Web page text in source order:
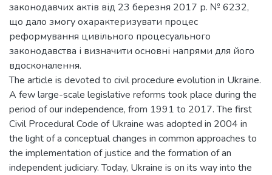
законодавчих актів від 23 березня 2017 р. № 6232,
що дало змогу охарактеризувати процес
реформування цивільного процесуального
законодавства і визначити основні напрями для його
вдосконалення.
The article is devoted to civil procedure evolution in Ukraine.
A few large-scale legislative reforms took place during the
period of our independence, from 1991 to 2017. The first
Civil Procedural Code of Ukraine was adopted in 2004 in
the light of a conceptual changes in common approaches to
the implementation of justice and the formation of an
independent judiciary. Today, Ukraine is on its way into the